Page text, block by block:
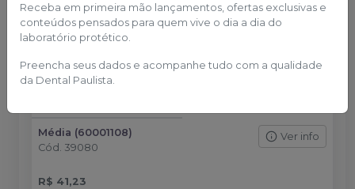
Média (60304608)
Cód.26957
Produto esgotado
Média (60001108)
Cód. 39080
Ver info
R$ 41,23
Receba em primeira mão lançamentos, ofertas exclusivas e
conteúdos pensados para quem vive o dia a dia do
laboratório protético.
Preencha seus dados e acompanhe tudo com a qualidade
da Dental Paulista.